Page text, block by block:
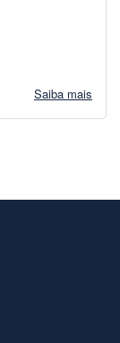
Saiba mais